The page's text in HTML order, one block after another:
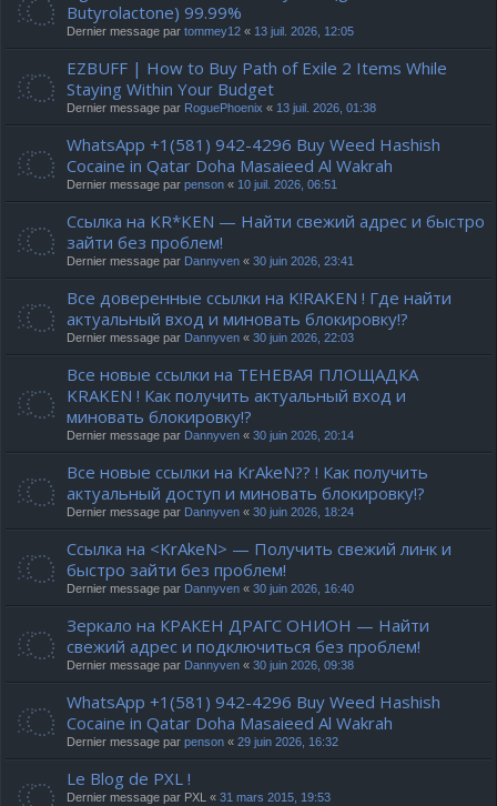
Butyrolactone) 99.99%
Dernier message par tommey12 « 13 juil. 2026, 12:05
EZBUFF | How to Buy Path of Exile 2 Items While
Staying Within Your Budget
Dernier message par RoguePhoenix « 13 juil. 2026, 01:38
WhatsApp +1(581) 942-4296 Buy Weed Hashish
Cocaine in Qatar Doha Masaieed Al Wakrah
Dernier message par penson « 10 juil. 2026, 06:51
Ссылка на KR*KEN — Найти свежий адрес и быстро
зайти без проблем!
Dernier message par Dannyven « 30 juin 2026, 23:41
Все доверенные ссылки на K!RAKEN ! Где найти
актуальный вход и миновать блокировку!?
Dernier message par Dannyven « 30 juin 2026, 22:03
Все новые ссылки на ТЕНЕВАЯ ПЛОЩАДКА
KRAKEN ! Как получить актуальный вход и
миновать блокировку!?
Dernier message par Dannyven « 30 juin 2026, 20:14
Все новые ссылки на KrAkeN?? ! Как получить
актуальный доступ и миновать блокировку!?
Dernier message par Dannyven « 30 juin 2026, 18:24
Ссылка на <KrAkeN> — Получить свежий линк и
быстро зайти без проблем!
Dernier message par Dannyven « 30 juin 2026, 16:40
Зеркало на КРАКЕН ДРАГС ОНИОН — Найти
свежий адрес и подключиться без проблем!
Dernier message par Dannyven « 30 juin 2026, 09:38
WhatsApp +1(581) 942-4296 Buy Weed Hashish
Cocaine in Qatar Doha Masaieed Al Wakrah
Dernier message par penson « 29 juin 2026, 16:32
Le Blog de PXL !
Dernier message par PXL « 31 mars 2015, 19:53